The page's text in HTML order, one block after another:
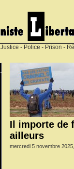
Justice - Police - Prison -
Il importe de
ailleurs
mercredi 5 novembre